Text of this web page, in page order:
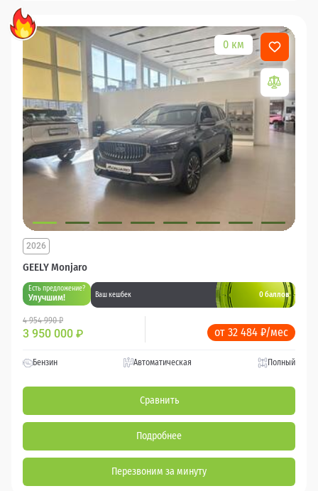
0 км
GEELY Monjaro
2026
Есть предложение?
Улучшим! Ваш кешбек 0 баллов
4 954 990 ₽
3 950 000 ₽ от 32 484 ₽/мес
Бензин Автоматическая Полный
Сравнить
Подробнее
Перезвоним за минуту